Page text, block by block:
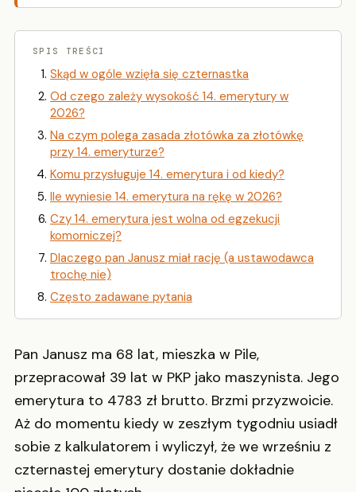
SPIS TREŚCI
Skąd w ogóle wzięła się czternastka
Od czego zależy wysokość 14. emerytury w
2026?
Na czym polega zasada złotówka za złotówkę
przy 14. emeryturze?
Komu przysługuje 14. emerytura i od kiedy?
Ile wyniesie 14. emerytura na rękę w 2026?
Czy 14. emerytura jest wolna od egzekucji
komorniczej?
Dlaczego pan Janusz miał rację (a ustawodawca
trochę nie)
Często zadawane pytania
Pan Janusz ma 68 lat, mieszka w Pile,
przepracował 39 lat w PKP jako maszynista. Jego
emerytura to 4783 zł brutto. Brzmi przyzwoicie.
Aż do momentu kiedy w zeszłym tygodniu usiadł
sobie z kalkulatorem i wyliczył, że we wrześniu z
czternastej emerytury dostanie dokładnie